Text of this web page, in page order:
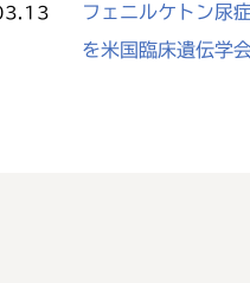
フェニルケトン尿
を米国臨床遺伝学